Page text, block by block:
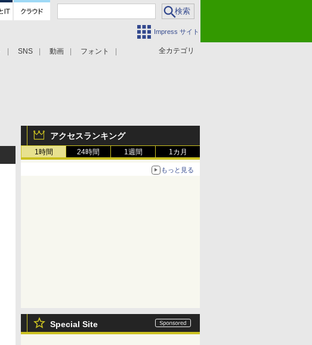
Impress サイト
全カテゴリ
SNS 動画 フォント
アクセスランキング
1時間 24時間 1週間 1カ月
もっと見る
Special Site